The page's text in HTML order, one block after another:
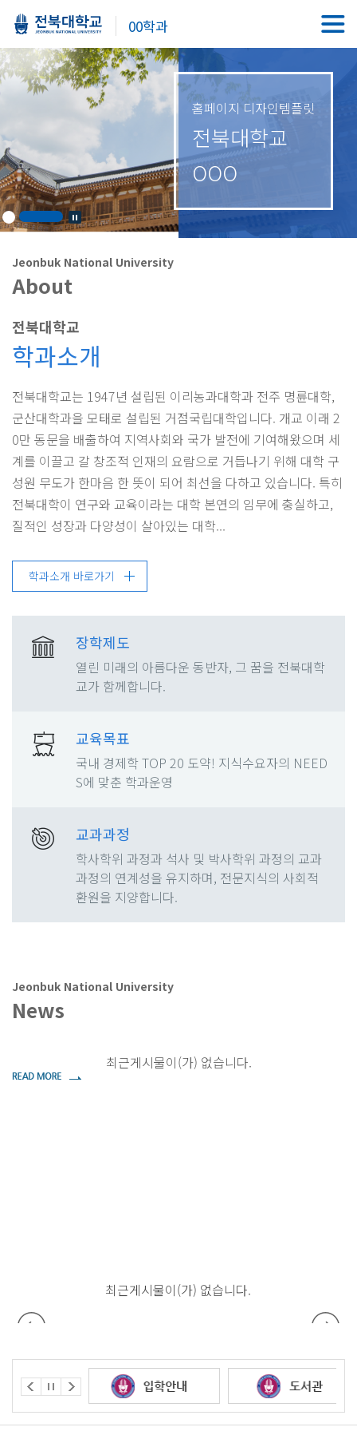
00학과
홈페이지 디자인템플릿
전북대학교
OOO
Jeonbuk National University
About
전북대학교
학과소개
전북대학교는 1947년 설립된 이리농과대학과 전주 명륜대학,
군산대학과을 모태로 설립된 거점국립대학입니다. 개교 이래 2
0만 동문을 배출하여 지역사회와 국가 발전에 기여해왔으며 세
계를 이끌고 갈 창조적 인재의 요람으로 거듭나기 위해 대학 구
성원 무도가 한마음 한 뜻이 되어 최선을 다하고 있습니다. 특히
전북대학이 연구와 교육이라는 대학 본연의 임무에 충실하고,
질적인 성장과 다양성이 살아있는 대학...
학과소개 바로가기
장학제도
열린 미래의 아름다운 동반자, 그 꿈을 전북대학
교가 함께합니다.
교육목표
국내 경제학 TOP 20 도약! 지식수요자의 NEED
S에 맞춘 학과운영
교과과정
학사학위 과정과 석사 및 박사학위 과정의 교과
과정의 연계성을 유지하며, 전문지식의 사회적
환원을 지양합니다.
Jeonbuk National University
News
최근게시물이(가) 없습니다.
최근게시물이(가) 없습니다.